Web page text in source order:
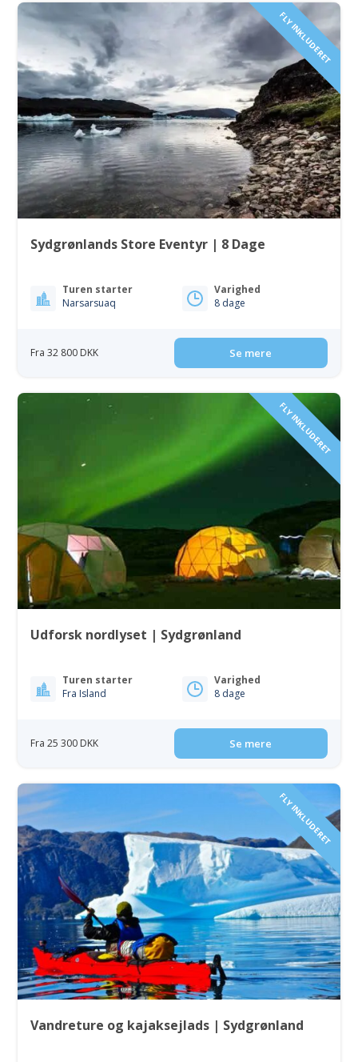
FLY INKLUDERET
Sydgrønlands Store Eventyr | 8 Dage
Turen starter
Narsarsuaq
Varighed
8 dage
Fra 32 800 DKK Se mere
FLY INKLUDERET
Udforsk nordlyset | Sydgrønland
Turen starter
Fra Island
Varighed
8 dage
Fra 25 300 DKK Se mere
FLY INKLUDERET
Vandreture og kajaksejlads | Sydgrønland